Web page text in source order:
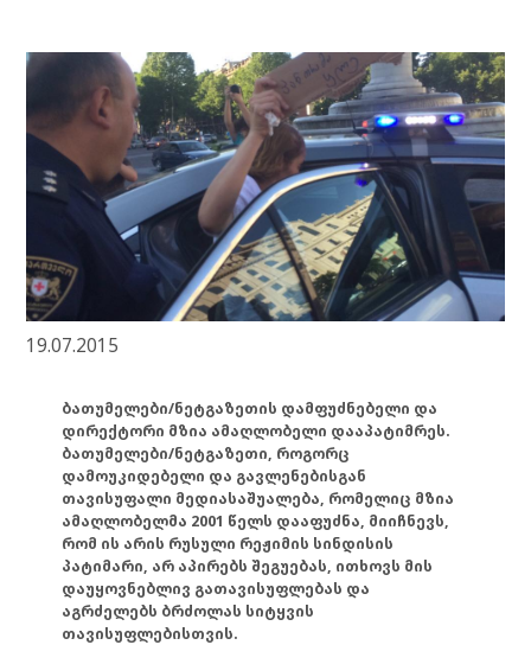
19.07.2015
ბათუმელები/ნეტგაზეთის დამფუძნებელი და
დირექტორი მზია ამაღლობელი დააპატიმრეს.
ბათუმელები/ნეტგაზეთი, როგორც
დამოუკიდებელი და გავლენებისგან
თავისუფალი მედიასაშუალება, რომელიც მზია
ამაღლობელმა 2001 წელს დააფუძნა, მიიჩნევს,
რომ ის არის რუსული რეჟიმის სინდისის
პატიმარი, არ აპირებს შეგუებას, ითხოვს მის
დაუყოვნებლივ გათავისუფლებას და
აგრძელებს ბრძოლას სიტყვის
თავისუფლებისთვის.